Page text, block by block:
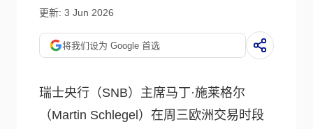
更新: 3 Jun 2026
将我们设为 Google 首选
瑞士央行（SNB）主席马丁·施莱格尔
（Martin Schlegel）在周三欧洲交易时段